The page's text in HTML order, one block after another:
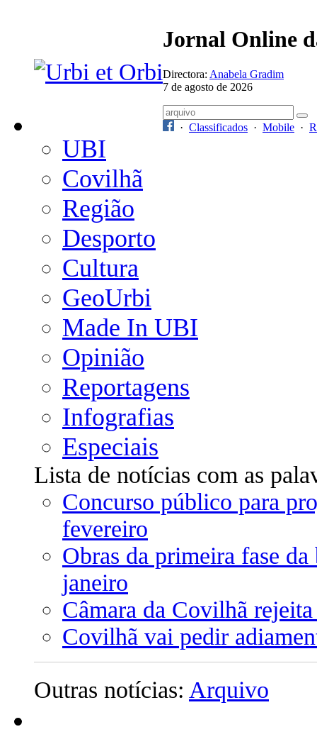
Jornal Online
Directora: Anabela Gradim
7 de agosto de 2026
· Classificados · Mobile ·
UBI
Covilhã
Região
Desporto
Cultura
GeoUrbi
Made In UBI
Opinião
Reportagens
Infografias
Especiais
Lista de notícias com as
Concurso público para
fevereiro
Obras da primeira fase da
janeiro
Câmara da Covilhã
Covilhã vai pedir
Outras notícias: Arquivo